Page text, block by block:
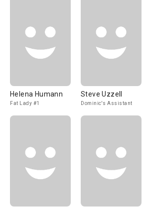
Helena Humann
Fat Lady #1
Steve Uzzell
Dominic's Assistant